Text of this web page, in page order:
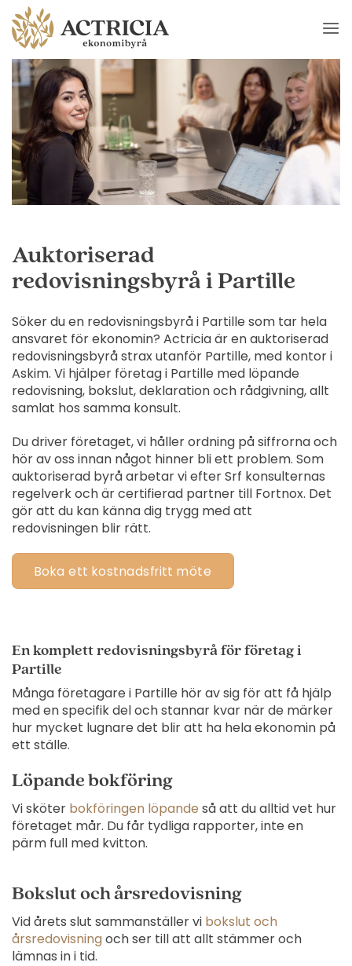
to
content
Auktoriserad
redovisningsbyrå i Partille
Söker du en redovisningsbyrå i Partille som tar hela
ansvaret för ekonomin? Actricia är en auktoriserad
redovisningsbyrå strax utanför Partille, med kontor i
Askim. Vi hjälper företag i Partille med löpande
redovisning, bokslut, deklaration och rådgivning, allt
samlat hos samma konsult.
Du driver företaget, vi håller ordning på siffrorna och
hör av oss innan något hinner bli ett problem. Som
auktoriserad byrå arbetar vi efter Srf konsulternas
regelverk och är certifierad partner till Fortnox. Det
gör att du kan känna dig trygg med att
redovisningen blir rätt.
Boka ett kostnadsfritt möte
En komplett redovisningsbyrå för företag i
Partille
Många företagare i Partille hör av sig för att få hjälp
med en specifik del och stannar kvar när de märker
hur mycket lugnare det blir att ha hela ekonomin på
ett ställe.
Löpande bokföring
Vi sköter bokföringen löpande så att du alltid vet hur
företaget mår. Du får tydliga rapporter, inte en
pärm full med kvitton.
Bokslut och årsredovisning
Vid årets slut sammanställer vi bokslut och
årsredovisningoch ser till att allt stämmer och
lämnas in i tid.